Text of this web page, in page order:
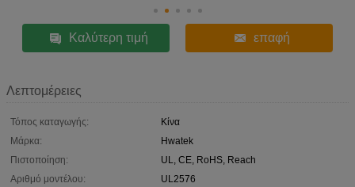
Καλύτερη τιμή επαφή
Λεπτομέρειες
Τόπος καταγωγής:
Κίνα
Μάρκα:
Hwatek
Πιστοποίηση:
UL, CE, RoHS, Reach
Αριθμό μοντέλου:
UL2576